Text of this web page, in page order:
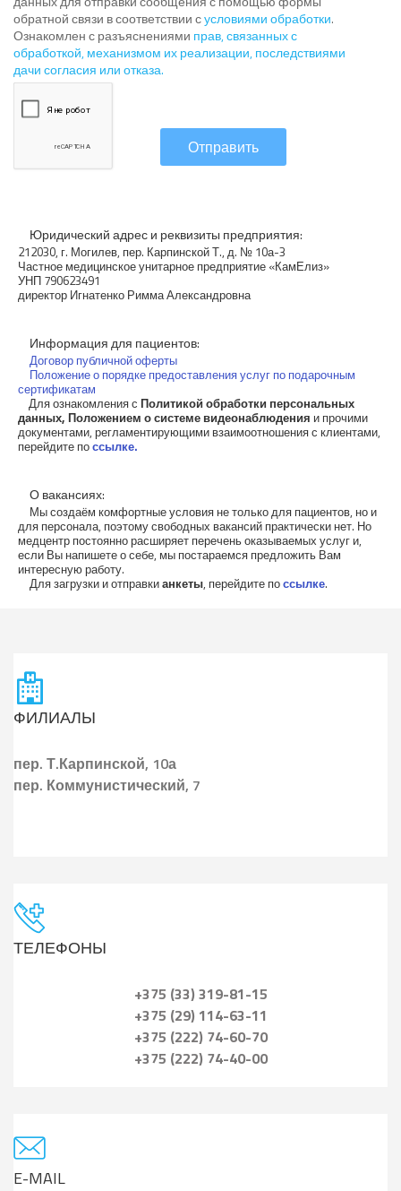
обратной связи в соответствии сусловиями обработки.
Ознакомлен с разъяснениями прав, связанных с
обработкой, механизмом их реализации, последствиями
дачи согласия или отказа.
Отправить
Юридический адрес и реквизиты предприятия:
212030, г. Могилев, пер. Карпинской Т., д. № 10а-3
Частное медицинское унитарное предприятие «КамЕлиз»
УНП 790623491
директор Игнатенко Римма Александровна
Информация для пациентов:
Договор публичной оферты
Положение о порядке предоставления услуг по подарочным
сертификатам
Для ознакомления с Политикой обработки персональных
данных, Положением о системе видеонаблюдения и прочими
документами, регламентирующими взаимоотношения с клиентами,
перейдите поссылке.
О вакансиях:
Мы создаём комфортные условия не только для пациентов, но и
для персонала, поэтому свободных вакансий практически нет. Но
медцентр постоянно расширяет перечень оказываемых услуг и,
если Вы напишете о себе, мы постараемся предложить Вам
интересную работу.
Для загрузки и отправкианкеты, перейдите поссылке.
ФИЛИАЛЫ
пер. Т.Карпинской, 10а
пер. Коммунистический, 7
ТЕЛЕФОНЫ
+375 (33) 319-81-15
+375 (29) 114-63-11
+375 (222) 74-60-70
+375 (222) 74-40-00
E-MAIL